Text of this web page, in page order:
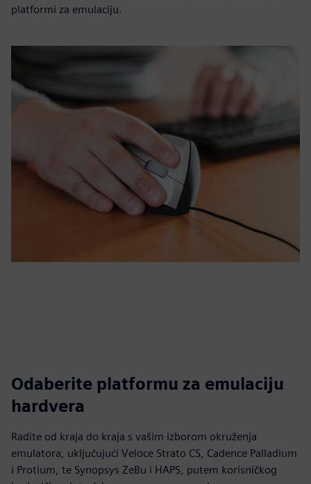
platformi za emulaciju.
Odaberite platformu za emulaciju
hardvera
Radite od kraja do kraja s vašim izborom okruženja
emulatora, uključujući Veloce Strato CS, Cadence Palladium
i Protium, te Synopsys ZeBu i HAPS, putem korisničkog